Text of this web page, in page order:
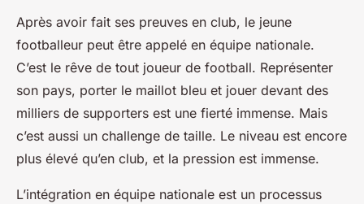
Après avoir fait ses preuves en club, le jeune
footballeur peut être appelé en équipe nationale.
C’est le rêve de tout joueur de football. Représenter
son pays, porter le maillot bleu et jouer devant des
milliers de supporters est une fierté immense. Mais
c’est aussi un challenge de taille. Le niveau est encore
plus élevé qu’en club, et la pression est immense.
L’intégration en équipe nationale est un processus